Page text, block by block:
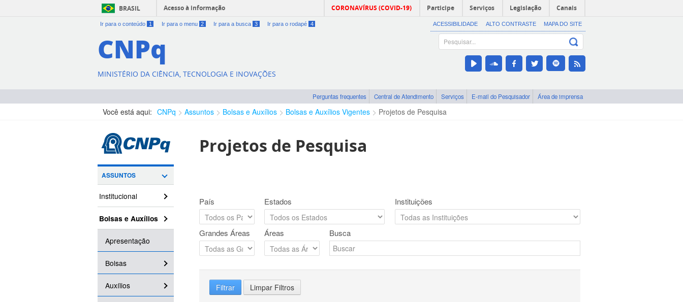
BRASIL Acesso à informação CORONAVÍRUS (COVID-19) Participe Serviços Legislação Canais
Ir para o conteúdo 1 Ir para o menu 2 Ir para a busca 3 Ir para o rodapé 4 ACESSIBILIDADE ALTO CONTRASTE MAPA DO SITE
CNPq
MINISTÉRIO DA CIÊNCIA, TECNOLOGIA E INOVAÇÕES
Perguntas frequentes Central de Atendimento Serviços E-mail do Pesquisador Área de imprensa
Você está aqui: CNPq Assuntos Bolsas e Auxílios Bolsas e Auxílios Vigentes Projetos de Pesquisa
ASSUNTOS
Institucional
Bolsas e Auxílios
Apresentação
Bolsas
Auxílios
Projetos de Pesquisa
País Estados Instituições
Grandes Áreas Áreas Busca
Filtrar Limpar Filtros